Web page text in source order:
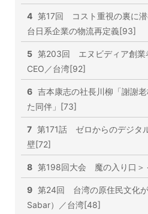
4 第17回 コスト重視の裏に
台日系企業の物流再定義[93]
5 第203回 エヌビディア創
CEO／台湾[92]
6 吉本康志の社長川柳「謝謝
た同伴」[73]
7 第171話 ゼロからのデジタ
壁[72]
8 第198回大会 魔の入り口＞
9 第24回 台湾の原住民文化
Sabar）／台湾[48]